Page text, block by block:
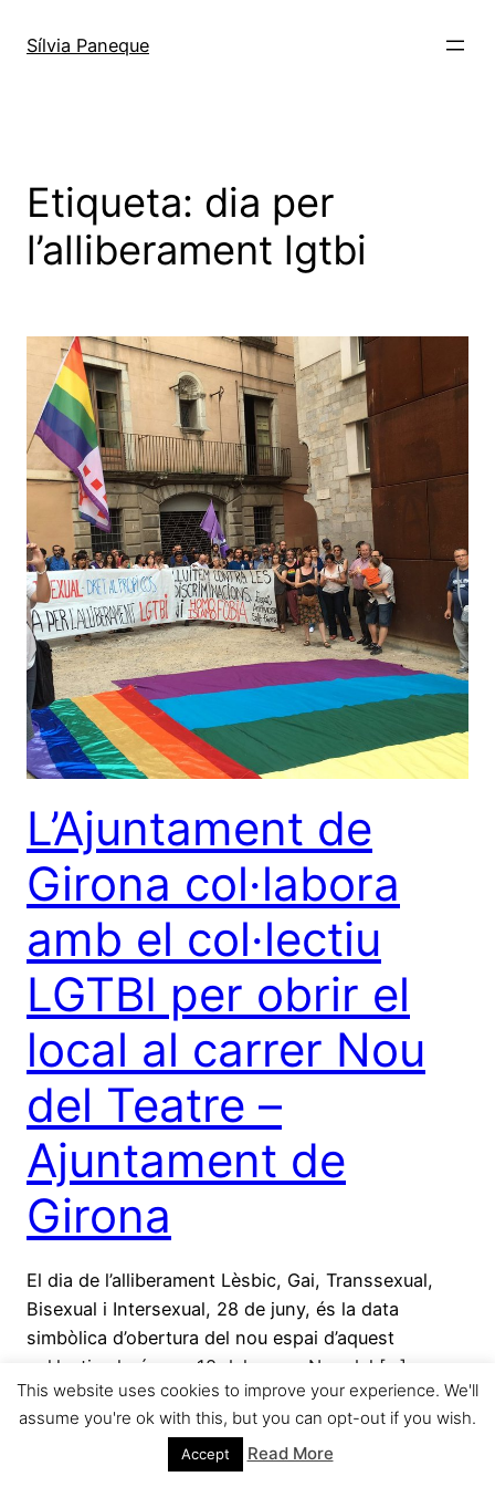
Sílvia Paneque
Etiqueta: dia per
l’alliberament lgtbi
L’Ajuntament de
Girona col·labora
amb el col·lectiu
LGTBI per obrir el
local al carrer Nou
del Teatre –
Ajuntament de
Girona
El dia de l’alliberament Lèsbic, Gai, Transsexual,
Bisexual i Intersexual, 28 de juny, és la data
simbòlica d’obertura del nou espai d’aquest
col·lectiu al número 18 del carrer Nou del […]
junio 29, 2016
This website uses cookies to improve your experience. We'll
assume you're ok with this, but you can opt-out if you wish.
Accept Read More